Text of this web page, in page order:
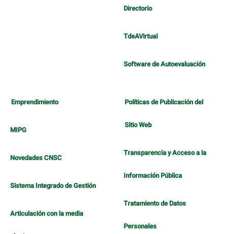
Directorio
TdeAVirtual
Software de Autoevaluación
Emprendimiento
MIPG
Novedades CNSC
Sistema Integrado de Gestión
Articulación con la media
Políticas de Publicación del
Sitio Web
Transparencia y Acceso a la
Información Pública
Tratamiento de Datos
Personales